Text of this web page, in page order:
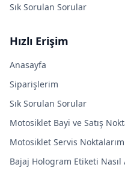
Sık Sorulan Sorular
Hızlı Erişim
Anasayfa
Siparişlerim
Sık Sorulan Sorular
Motosiklet Bayi ve Satış
Motosiklet Servis
Bajaj Hologram Etiketi Nasıl